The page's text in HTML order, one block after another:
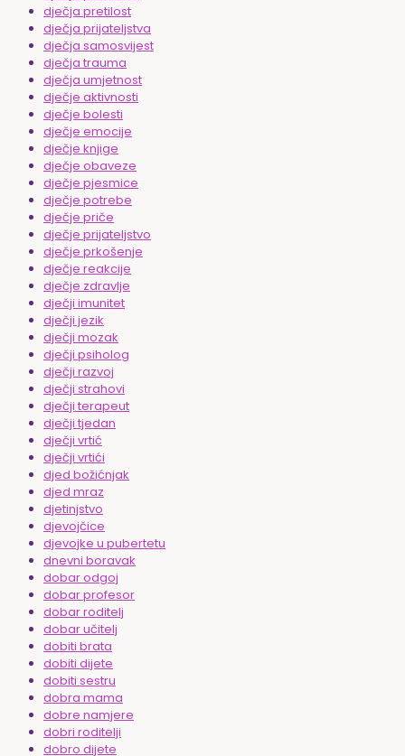
dječja pretilost
dječja prijateljstva
dječja samosvijest
dječja trauma
dječja umjetnost
dječje aktivnosti
dječje bolesti
dječje emocije
dječje knjige
dječje obaveze
dječje pjesmice
dječje potrebe
dječje priče
dječje prijateljstvo
dječje prkošenje
dječje reakcije
dječje zdravlje
dječji imunitet
dječji jezik
dječji mozak
dječji psiholog
dječji razvoj
dječji strahovi
dječji terapeut
dječji tjedan
dječji vrtić
dječji vrtići
djed božićnjak
djed mraz
djetinjstvo
djevojčice
djevojke u pubertetu
dnevni boravak
dobar odgoj
dobar profesor
dobar roditelj
dobar učitelj
dobiti brata
dobiti dijete
dobiti sestru
dobra mama
dobre namjere
dobri roditelji
dobro dijete